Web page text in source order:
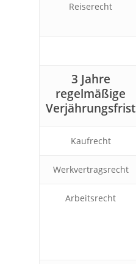
Reiserecht
3 Jahre
regelmäßige
Verjährungsfrist
Kaufrecht
Werkvertragsrecht
Arbeitsrecht